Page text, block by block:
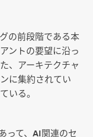
の前段階である本
ントの要望に沿っ
、アーキテクチャ
に集約されてい
いる。
って、AI関連のセ